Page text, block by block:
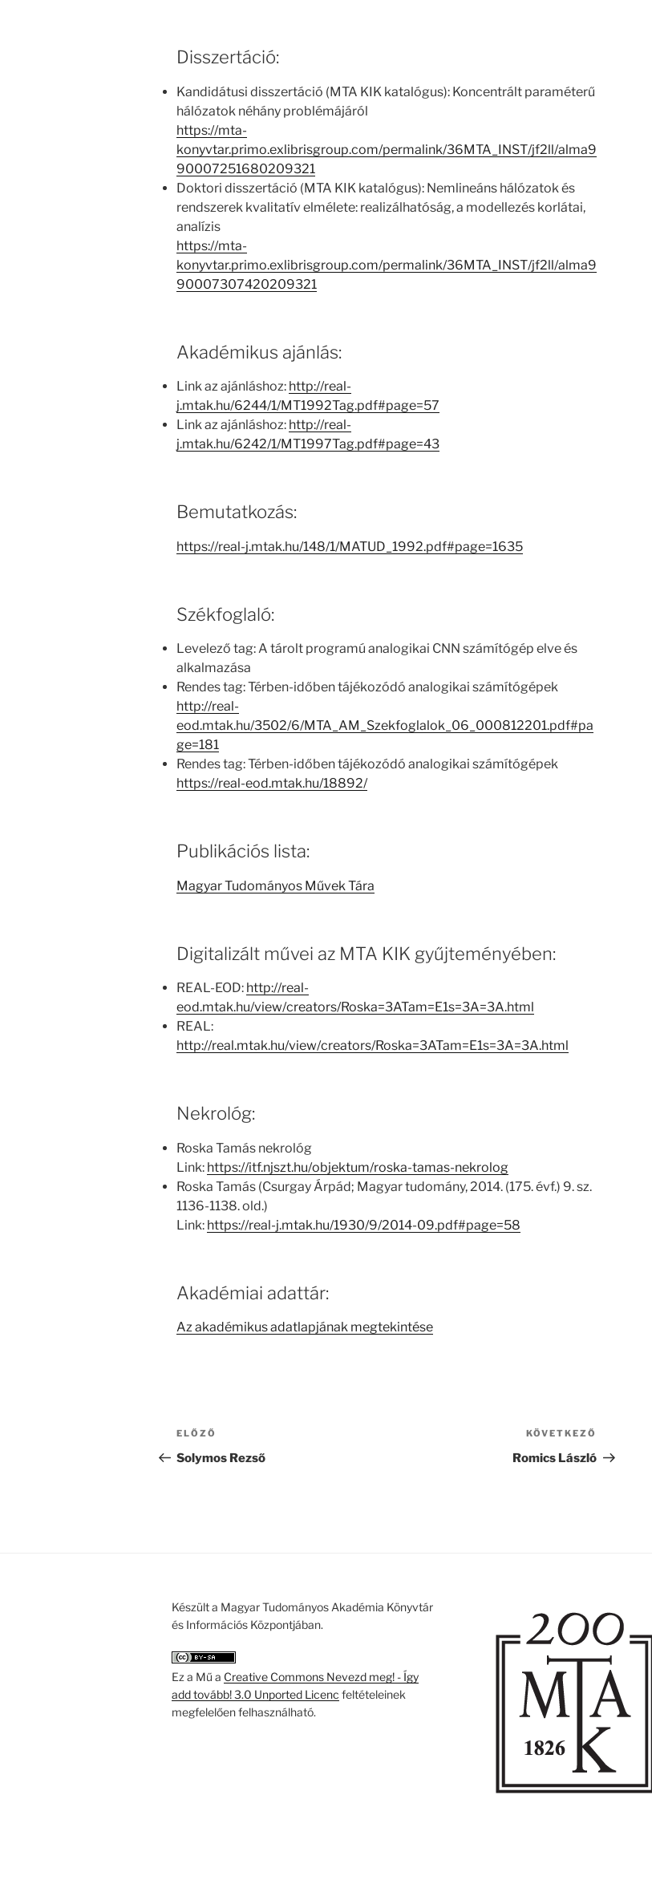
Disszertáció:
Kandidátusi disszertáció (MTA KIK katalógus): Koncentrált paraméterű
hálózatok néhány problémájáról
https://mta-
konyvtar.primo.exlibrisgroup.com/permalink/36MTA_INST/jf2ll/alma9
90007251680209321
Doktori disszertáció (MTA KIK katalógus): Nemlineáns hálózatok és
rendszerek kvalitatív elmélete: realizálhatóság, a modellezés korlátai,
analízis
https://mta-
konyvtar.primo.exlibrisgroup.com/permalink/36MTA_INST/jf2ll/alma9
90007307420209321
Akadémikus ajánlás:
Link az ajánláshoz: http://real-
j.mtak.hu/6244/1/MT1992Tag.pdf#page=57
Link az ajánláshoz: http://real-
j.mtak.hu/6242/1/MT1997Tag.pdf#page=43
Bemutatkozás:
https://real-j.mtak.hu/148/1/MATUD_1992.pdf#page=1635
Székfoglaló:
Levelező tag: A tárolt programú analogikai CNN számítógép elve és
alkalmazása
Rendes tag: Térben-időben tájékozódó analogikai számítógépek
http://real-
eod.mtak.hu/3502/6/MTA_AM_Szekfoglalok_06_000812201.pdf#pa
ge=181
Rendes tag: Térben-időben tájékozódó analogikai számítógépek
https://real-eod.mtak.hu/18892/
Publikációs lista:
Magyar Tudományos Művek Tára
Digitalizált művei az MTA KIK gyűjteményében:
REAL-EOD: http://real-
eod.mtak.hu/view/creators/Roska=3ATam=E1s=3A=3A.html
REAL:
http://real.mtak.hu/view/creators/Roska=3ATam=E1s=3A=3A.html
Nekrológ:
Roska Tamás nekrológ
Link: https://itf.njszt.hu/objektum/roska-tamas-nekrolog
Roska Tamás (Csurgay Árpád; Magyar tudomány, 2014. (175. évf.) 9. sz.
1136-1138. old.)
Link: https://real-j.mtak.hu/1930/9/2014-09.pdf#page=58
Akadémiai adattár:
Az akadémikus adatlapjának megtekintése
Bejegyzés
navigáció
Korábbi
bejegyzés
ELŐZŐ
Solymos Rezső
bejegyzés
KÖVETKEZŐ
Romics László
Készült a Magyar Tudományos Akadémia Könyvtár
és Információs Központjában.
Ez a Mű a Creative Commons Nevezd meg! - Így
add tovább! 3.0 Unported Licenc feltételeinek
megfelelően felhasználható.